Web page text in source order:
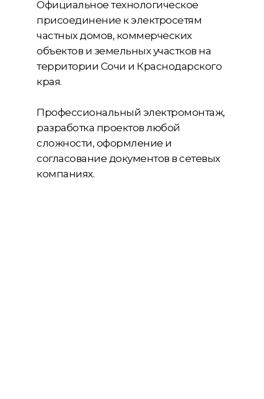
Консультация
Официальное технологическое
присоединение к электросетям
частных домов, коммерческих
объектов и земельных участков на
территории Сочи и Краснодарского
края.
Профессиональный электромонтаж,
разработка проектов любой
сложности, оформление и
согласование документов в сетевых
компаниях.